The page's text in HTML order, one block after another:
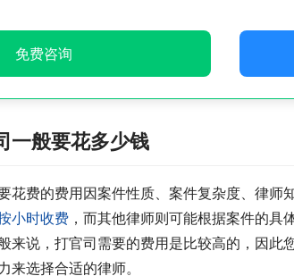
免费咨询
一般要花多少钱
花费的费用因案件性质、案件复杂度、律师
小时收费 ，而其他律师则可能根据案件的
来说，打官司需要的费用是比较高的，因此
来选择合适的律师。